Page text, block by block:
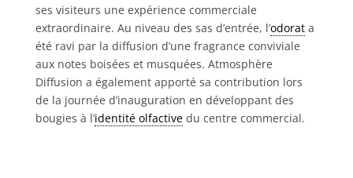
ses visiteurs une expérience commerciale
extraordinaire. Au niveau des sas d’entrée, l’odorata
été ravi par la diffusion d’une fragrance conviviale
aux notes boisées et musquées. Atmosphère
Diffusion a également apporté sa contribution lors
de la journée d’inauguration en développant des
bougies à l’identité olfactivedu centre commercial.